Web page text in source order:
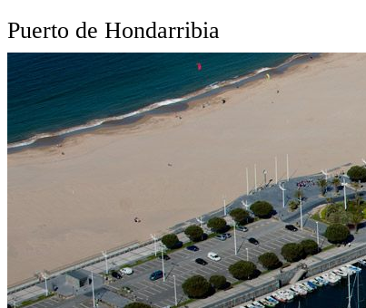
Puerto de Hondarribia